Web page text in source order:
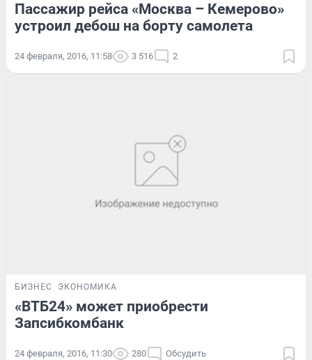
Пассажир рейса «Москва – Кемерово»
устроил дебош на борту самолета
24 февраля, 2016, 11:58 3 516 2
БИЗНЕС ЭКОНОМИКА
«ВТБ24» может приобрести
Запсибкомбанк
24 февраля, 2016, 11:30 280 Обсудить